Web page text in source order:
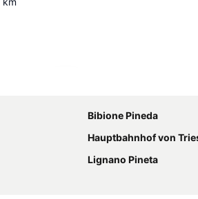
Bibione Pineda
Hauptbahnhof von
Lignano Pineta